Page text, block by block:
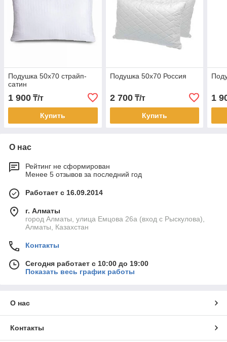
Подушка 50х70 страйп-
сатин
1 900 ₸/т
Купить
Подушка 50х70 Россия
2 700₸/т
Купить
1
О нас
Рейтинг не сформирован
Менее 5 отзывов за последний год
Работает с 16.09.2014
г. Алматы
город Алматы, улица Емцова 26а (вход с Рыскулова),
Алматы, Казахстан
Контакты
Сегодня работает с 10:00 до 19:00
Показать весь график работы
О нас
Контакты